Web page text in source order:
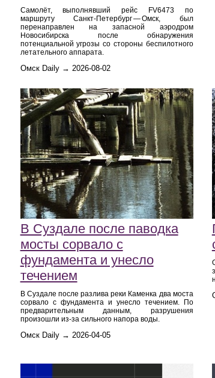
Самолёт, выполнявший рейс FV6473 по
маршруту Санкт‑Петербург — Омск, был
перенаправлен на запасной аэродром
Новосибирска после обнаружения
потенциальной угрозы со стороны беспилотного
летательного аппарата.
Омск Daily → 2026-08-02
В Суздале после паводка
мосты сорвало с
фундамента и унесло
течением
В Суздале после разлива реки Каменка два моста
сорвало с фундамента и унесло течением. По
предварительным данным, разрушения
произошли из-за сильного напора воды.
Омск Daily → 2026-04-05